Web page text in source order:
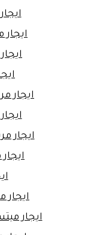
ايجار
ايجار
ايجار
ايجار